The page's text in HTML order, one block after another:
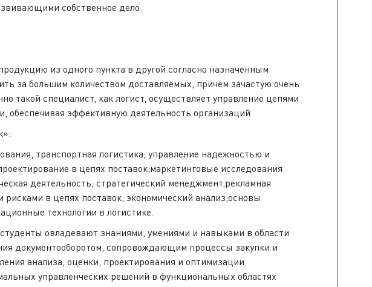
собственное дело.
из одного пункта в другой согласно назначенным
за большим количеством доставляемых, причем зачастую очень
такой специалист, как логист, осуществляет управление цепями
обеспечивая эффективную деятельность организаций.
транспортная логистика; управление надежностью и
в цепях поставок;маркетинговые исследования
деятельность; стратегический менеджмент;рекламная
в цепях поставок; экономический анализ;основы
технологии в логистике.
овладевают знаниями, умениями и навыками в области
документооборотом, сопровождающим процессы закупки и
анализа, оценки, проектирования и оптимизации
управленческих решений в функциональных областях